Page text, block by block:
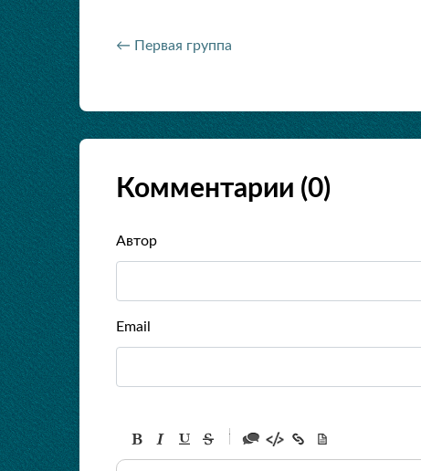
← Первая группа
Комментарии (0)
Автор
Email
-
-